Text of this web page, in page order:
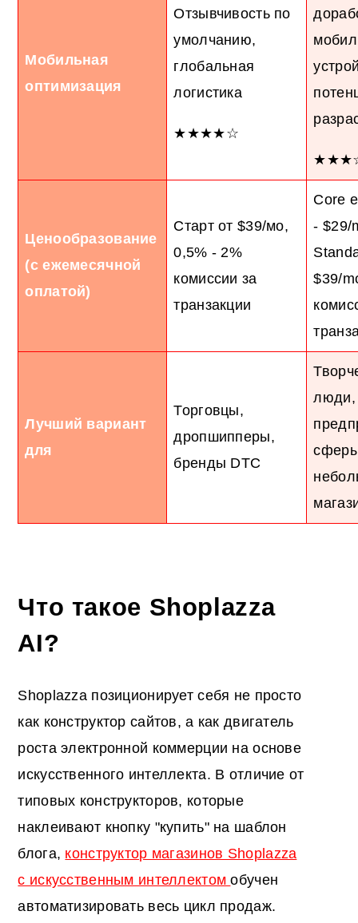
Мобильная
оптимизация
Отзывчивость по
умолчанию,
глобальная
логистика
★★★★☆
Ценообразование
(с ежемесячной
оплатой)
Старт от $39/мо,
0,5% - 2%
комиссии за
транзакции
Core
- $29/
$39/
Лучший вариант
для
Торговцы,
дропшипперы,
бренды DTC
люди,
Что такое Shoplazza
AI?
Shoplazza позиционирует себя не просто
как конструктор сайтов, а как двигатель
роста электронной коммерции на основе
искусственного интеллекта. В отличие от
типовых конструкторов, которые
наклеивают кнопку "купить" на шаблон
блога, конструктор магазинов Shoplazza
с искусственным интеллектомобучен
автоматизировать весь цикл продаж.